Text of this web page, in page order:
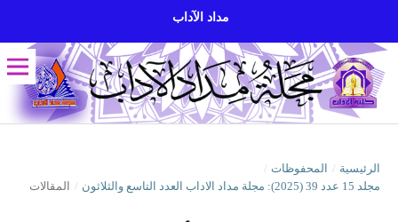
مداد الآداب
الرئيسية / المحفوظات /
مجلد 15 عدد 39 (2025): مجلة مداد الاداب العدد التاسع والثلاثون
/ المقالات